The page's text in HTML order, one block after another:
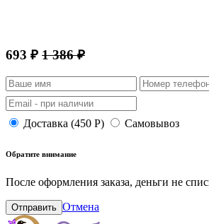
693 ₽ 1 386 ₽
Доставка (450 Р) Самовывоз
Обратите внимание
После оформления заказа, деньги не
Отправить Отмена